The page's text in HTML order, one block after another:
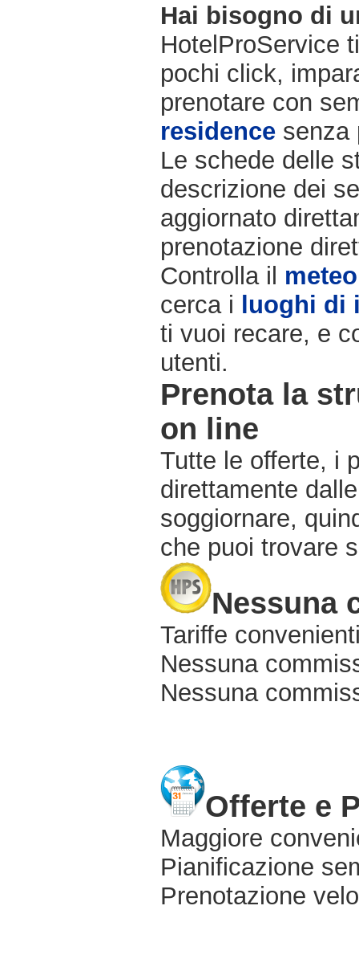
Hai bisogno di
HotelProService
pochi click,
prenotare con
residence senza
Le schede delle
descrizione dei
aggiornato
prenotazione
Controlla il meteo
cerca i luoghi di
ti vuoi recare, e
utenti.
Prenota la
on line
Tutte le offerte, i
direttamente
soggiornare,
che puoi trovare
Nessuna
Tariffe
Nessuna
Nessuna
Offerte e
Maggiore
Pianificazione
Prenotazione